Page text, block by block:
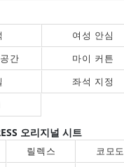
여성 안심
간
마이 커튼
좌석 지정
오리지널 시트
릴렉스
코모도